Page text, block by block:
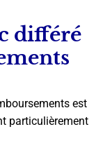
différé
est
particulièrement